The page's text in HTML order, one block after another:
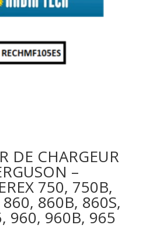
DE CHARGEUR
–
750, 750B,
860B, 860S,
960, 960B, 965